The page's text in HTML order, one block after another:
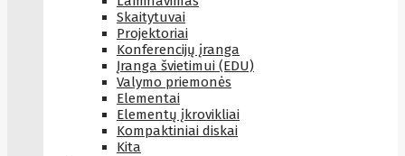
Skaitytuvai
Projektoriai
Konferencijų įranga
Įranga švietimui (EDU)
Valymo priemonės
Elementai
Elementų įkrovikliai
Kompaktiniai diskai
Kita